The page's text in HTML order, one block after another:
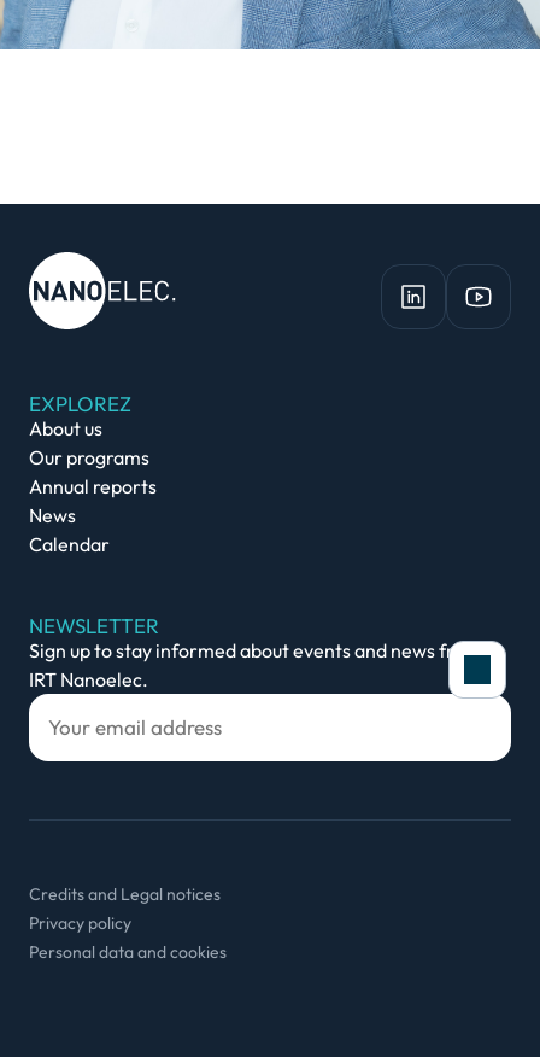
EXPLOREZ
About us
Our programs
Annual reports
News
Calendar
NEWSLETTER
Sign up to stay informed about events and news from
IRT Nanoelec.
Credits and Legal notices
Privacy policy
Personal data and cookies